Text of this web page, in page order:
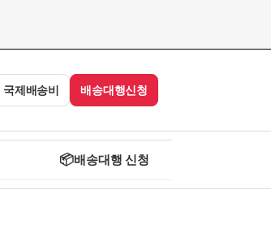
국제배송비 배송대행신청
📦배송대행 신청